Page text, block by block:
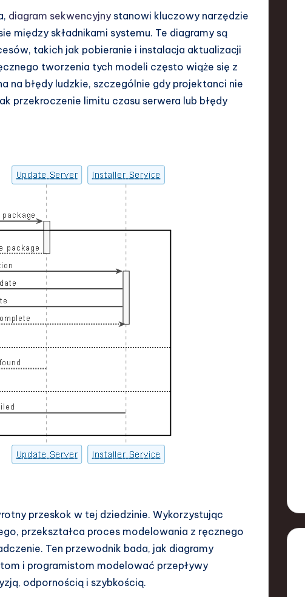
diagram sekwencyjny stanowi kluczowy narzędzie
między składnikami systemu. Te diagramy są
takich jak pobieranie i instalacja aktualizacji
tworzenia tych modeli często wiąże się z
na błędy ludzkie, szczególnie gdy projektanci nie
przekroczenie limitu czasu serwera lub błędy
przeskok w tej dziedzinie. Wykorzystując
przekształca proces modelowania z ręcznego
Ten przewodnik bada, jak diagramy
i programistom modelować przepływy
odpornością i szybkością.